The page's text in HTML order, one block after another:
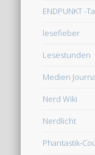
ENDPUNKT -
lesefieber
Lesestunden
Medien
Nerd Wiki
Nerdlicht
Phantastik-